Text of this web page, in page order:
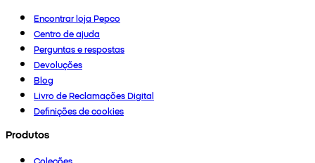
Encontrar loja Pepco
Centro de ajuda
Perguntas e respostas
Devoluções
Blog
Livro de Reclamações Digital
Definições de cookies
Produtos
Coleções